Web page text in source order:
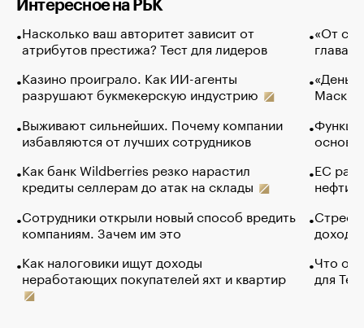
Интересное на РБК
Насколько ваш авторитет зависит от
атрибутов престижа? Тест для лидеров
Казино проиграло. Как ИИ-агенты
разрушают букмекерскую индустрию
Выживают сильнейших. Почему компании
избавляются от лучших сотрудников
Как банк Wildberries резко нарастил
кредиты селлерам до атак на склады
Сотрудники открыли новый способ вредить
компаниям. Зачем им это
Как налоговики ищут доходы
неработающих покупателей яхт и квартир
«От
глава
Маск в
основ
ЕС
нефти
Что
для